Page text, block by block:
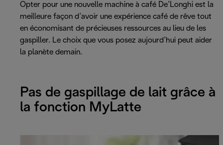
Opter pour une nouvelle machine à café De’Longhi est la
meilleure façon d’avoir une expérience café de rêve tout
en économisant de précieuses ressources au lieu de les
gaspiller. Le choix que vous posez aujourd’hui peut aider
la planète demain.
Pas de gaspillage de lait grâce à
la fonction MyLatte